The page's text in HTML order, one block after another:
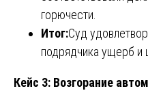
горючести.
Итог:Суд
подрядчика ущерб
Кейс 3: Возгорание